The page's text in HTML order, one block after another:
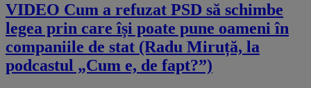
VIDEO Cum a refuzat PSD să schimbe
legea prin care își poate pune oameni în
companiile de stat (Radu Miruță, la
podcastul „Cum e, de fapt?”)